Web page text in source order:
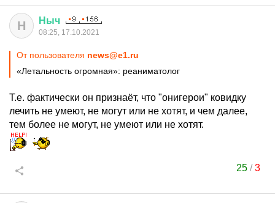
Н Ныч
08:25, 17.10.2021
От пользователя news@e1.ru
«Летальность огромная»: реаниматолог
Т.е. фактически он признаёт, что "онигерои" ковидку
лечить не умеют, не могут или не хотят, и чем далее,
тем более не могут, не умеют или не хотят.
25 /3